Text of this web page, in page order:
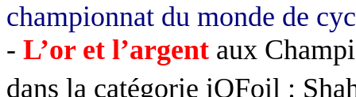
championnat du monde de
- L’or et l’argent aux
dans la catégorie iQFoil :